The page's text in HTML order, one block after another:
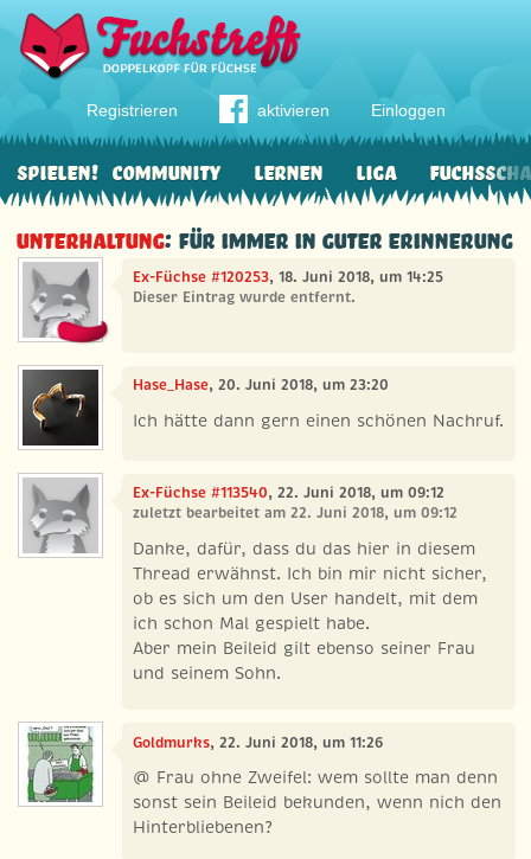
Registrieren aktivieren Einloggen
Community Lernen Liga
Spielen!
Unterhaltung: Für immer in guter Erinnerung
Ex-Füchse #120253, 18. Juni 2018, um 14:25
Dieser Eintrag wurde entfernt.
Hase_Hase, 20. Juni 2018, um 23:20
Ich hätte dann gern einen schönen Nachruf.
Ex-Füchse #113540, 22. Juni 2018, um 09:12
zuletzt bearbeitet am 22. Juni 2018, um 09:12
Danke, dafür, dass du das hier in diesem
Thread erwähnst. Ich bin mir nicht sicher,
ob es sich um den User handelt, mit dem
ich schon Mal gespielt habe.
Aber mein Beileid gilt ebenso seiner Frau
und seinem Sohn.
Goldmurks, 22. Juni 2018, um 11:26
@ Frau ohne Zweifel: wem sollte man denn
sonst sein Beileid bekunden, wenn nich den
Hinterbliebenen?